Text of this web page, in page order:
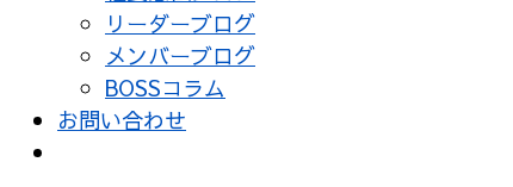
リーダーブログ
メンバーブログ
BOSSコラム
お問い合わせ